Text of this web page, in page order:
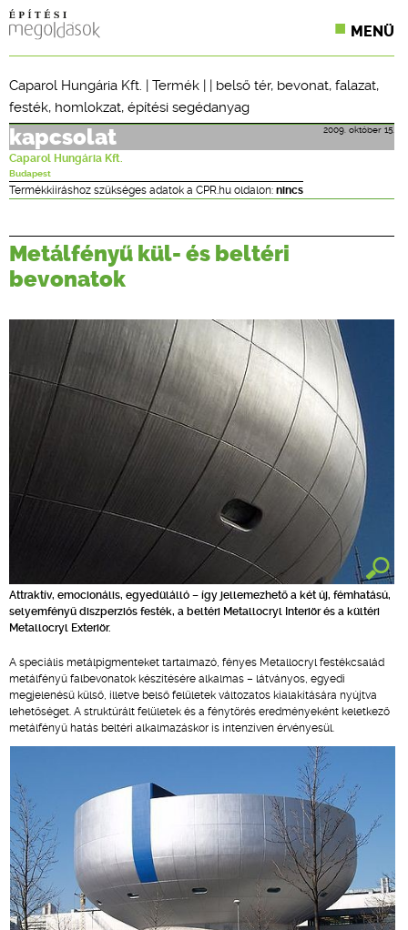
MENÜ
SZAKLAPOK
CPR TERMÉKKIÍRÁS
ÉPÍTÉSI JOG
ONLINE KÉPZÉSEK
Caparol Hungária Kft. | Termék | | belső tér, bevonat, falazat,
festék, homlokzat, építési segédanyag
2009. október 15.
kapcsolat
Caparol Hungária Kft.
Budapest
Termékkiíráshoz szükséges adatok a CPR.hu oldalon: nincs
Metálfényű kül- és beltéri
bevonatok
Attraktív, emocionális, egyedülálló – így jellemezhető a két új, fémhatású,
selyemfényű diszperziós festék, a beltéri Metallocryl Interiör és a kültéri
Metallocryl Exteriör.
A speciális metálpigmenteket tartalmazó, fényes Metallocryl festékcsalád
metálfényű falbevonatok készítésére alkalmas – látványos, egyedi
megjelenésű külső, illetve belső felületek változatos kialakítására nyújtva
lehetőséget. A struktúrált felületek és a fénytörés eredményeként keletkező
metálfényű hatás beltéri alkalmazáskor is intenzíven érvényesül.